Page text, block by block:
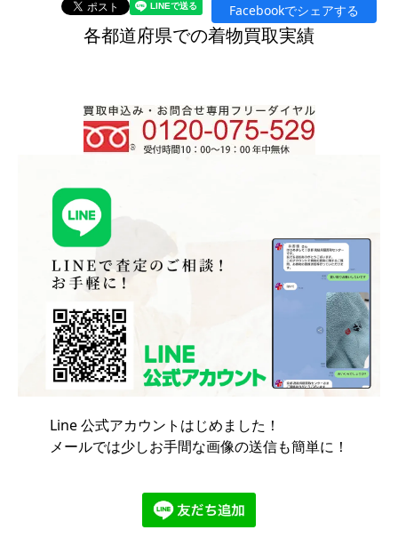
Facebookでシェアする
各都道府県での着物買取実績
Line 公式アカウントはじめました！
メールでは少しお手間な画像の送信も簡単に！